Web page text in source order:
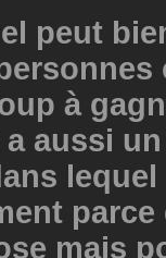
peut
à
aussi
parce
mais